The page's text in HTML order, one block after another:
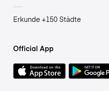
Erkunde +150 Städte
Official App